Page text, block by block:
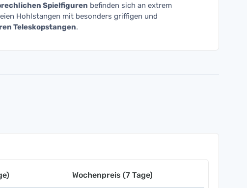
Spielfiguren befinden sich an extrem
Hohlstangen mit besonders griffigen und
Teleskopstangen.
Wochenpreis (7 Tage)